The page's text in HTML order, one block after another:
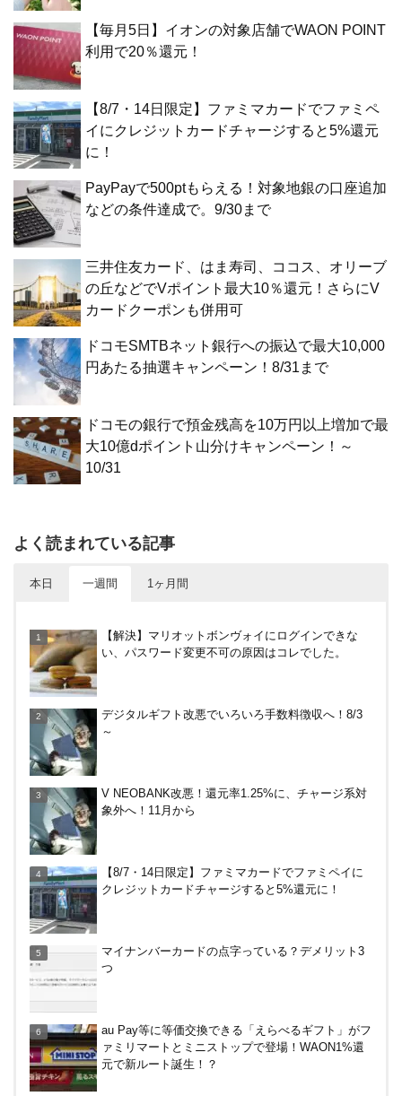
【毎月5日】イオンの対象店舗でWAON POINT
利用で20％還元！
【8/7・14日限定】ファミマカードでファミペ
イにクレジットカードチャージすると5%還元
に！
PayPayで500ptもらえる！対象地銀の口座追加
などの条件達成で。9/30まで
三井住友カード、はま寿司、ココス、オリーブ
の丘などでVポイント最大10％還元！さらにV
カードクーポンも併用可
ドコモSMTBネット銀行への振込で最大10,000
円あたる抽選キャンペーン！8/31まで
ドコモの銀行で預金残高を10万円以上増加で最
大10億dポイント山分けキャンペーン！～
10/31
よく読まれている記事
本日 一週間 1ヶ月間
クレジットカードチャージすると5%還元に！
上げる鍵になる！オートチャージなどメリット・デ
メリットまとめ
ッシュバック！中小企業店舗の対象店舗で。～8/31
型）を3ヶ月使ってみた感想
理由
通預金）で年利0.7％～0.9％！
【解決】マリオットボンヴォイにログインできな
い、パスワード変更不可の原因はコレでした。
デジタルギフト改悪でいろいろ手数料徴収へ！8/3
～
V NEOBANK改悪！還元率1.25%に、チャージ系対
象外へ！11月から
【8/7・14日限定】ファミマカードでファミペイに
クレジットカードチャージすると5%還元に！
マイナンバーカードの点字っている？デメリット3
つ
au Pay等に等価交換できる「えらべるギフト」がフ
ァミリマートとミニストップで登場！WAON1%還
元で新ルート誕生！？